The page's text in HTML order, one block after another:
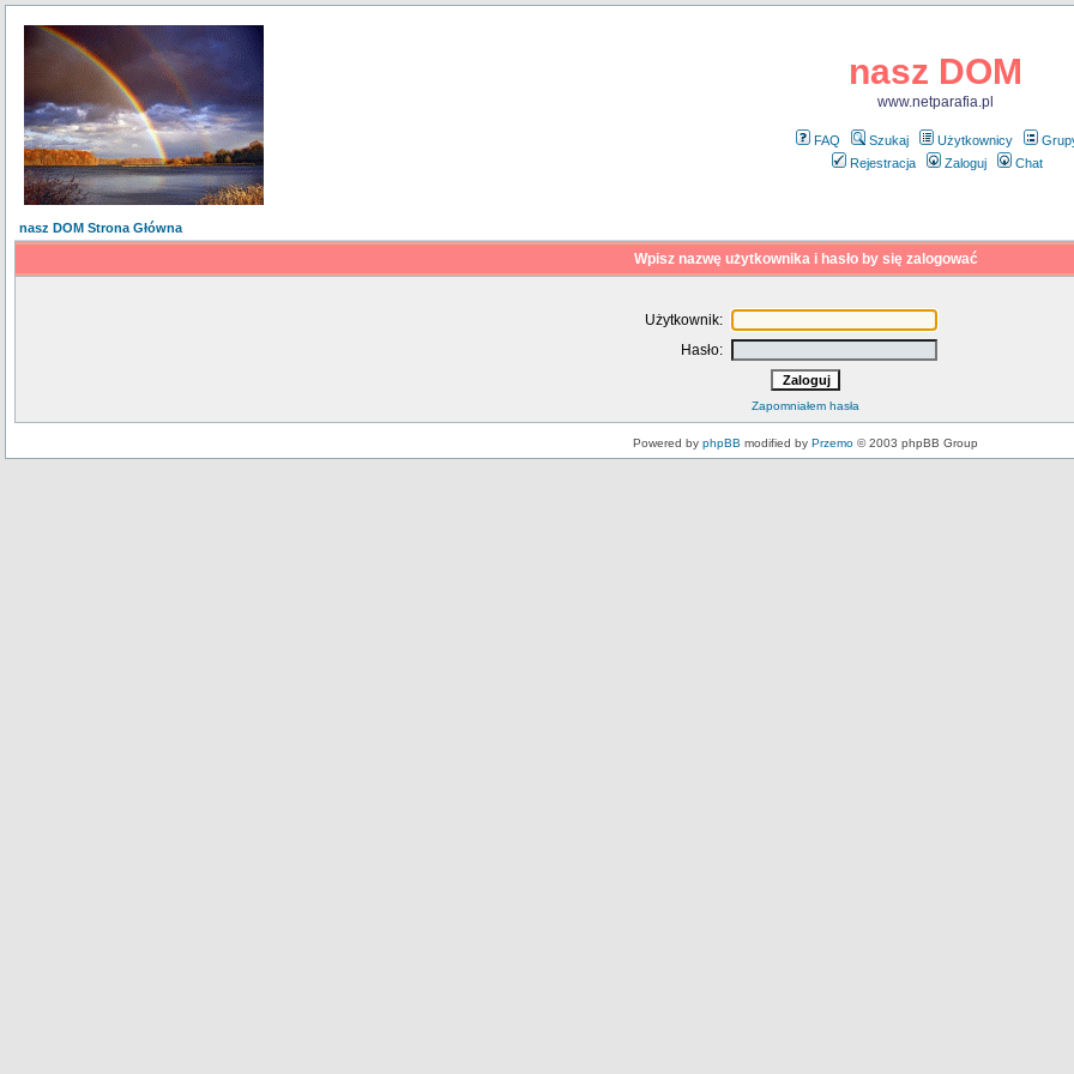
nasz DOM
www.netparafia.pl
FAQ Szukaj Użytkownicy
Rejestracja
Zaloguj Chat
nasz DOM Strona Główna
Wpisz nazwę użytkownika i hasło by się zalogować
Użytkownik:
Hasło:
Zapomniałem hasła
Powered by phpBB modified by Przemo © 2003 phpBB Group